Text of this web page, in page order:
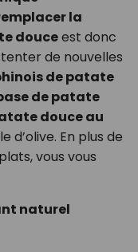
la
douceest donc
de nouvelles
de patate
de patate
douce au
d’olive. En plus de
vous vous
naturel